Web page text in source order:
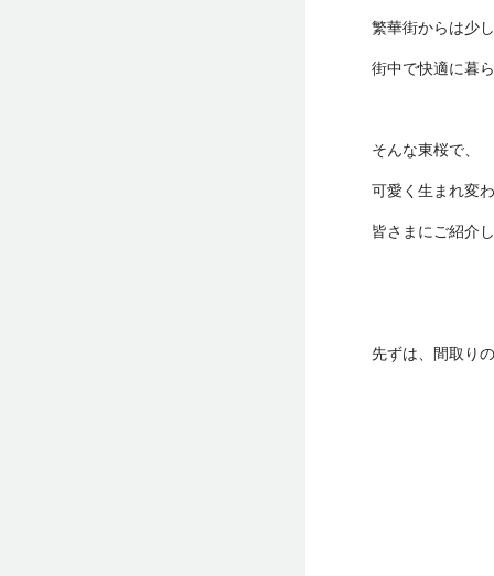
繁華街からは少
街中で快適に暮
そんな東桜で、
可愛く生まれ変
皆さまにご紹介
先ずは、間取り